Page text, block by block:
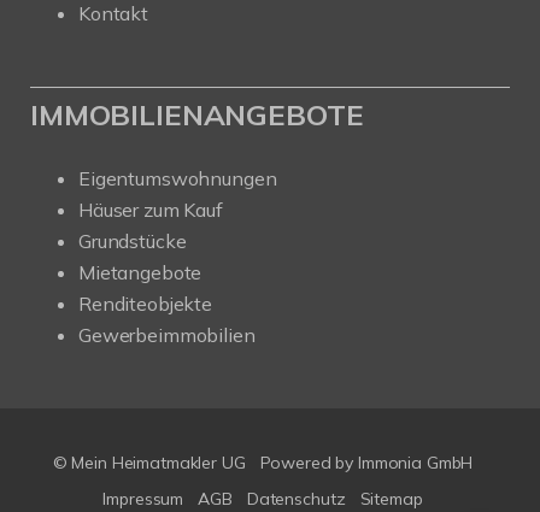
Kontakt
IMMOBILIENANGEBOTE
Eigentumswohnungen
Häuser zum Kauf
Grundstücke
Mietangebote
Renditeobjekte
Gewerbeimmobilien
© Mein Heimatmakler UG
Powered by Immonia GmbH
Impressum
AGB Datenschutz Sitemap